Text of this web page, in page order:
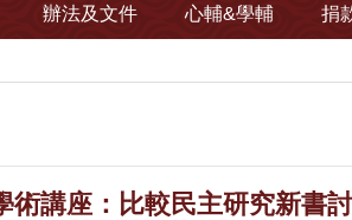
辦法及文件 心輔&學輔 捐
術講座：比較民主研究新書